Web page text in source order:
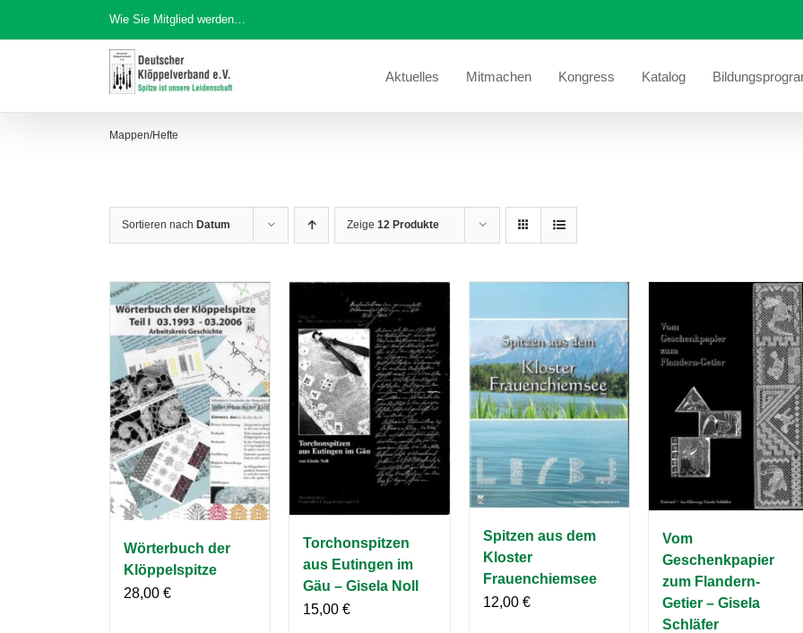
Inhalt
Wie Sie Mitglied werden…
Aktuelles Mitmachen Kongress Katalog
Mappen/Hefte
Sortieren nach Datum Zeige 12 Produkte
Wörterbuch der
Klöppelspitze
28,00 €
Torchonspitzen
aus Eutingen im
Gäu – Gisela Noll
15,00€
Spitzen aus dem
Kloster
Frauenchiemsee
12,00 €
Vom
Geschenkpapier
zum Flandern-
Getier – Gisela
Schläfer